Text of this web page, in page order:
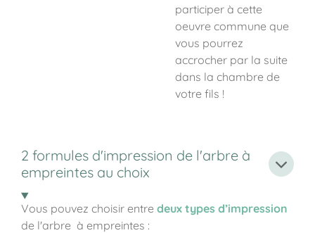
participer à cette
oeuvre commune que
vous pourrez
accrocher par la suite
dans la chambre de
votre fils !
2 formules d'impression de l'arbre à
empreintes au choix
Vous pouvez choisir entre deux types d’impression
de l'arbre à empreintes :